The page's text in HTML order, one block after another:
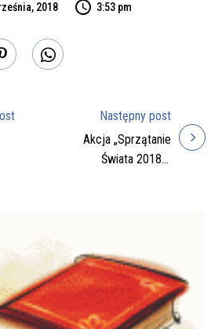
2018 3:53 pm
Następny post
Akcja „Sprzątanie
Świata 2018” i
rok
szkolny
do